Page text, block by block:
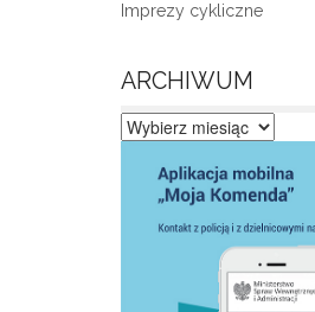
Imprezy cykliczne
ARCHIWUM
Archiwum